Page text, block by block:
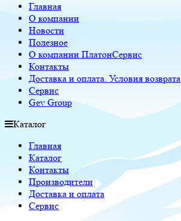
Главная
О компании
Новости
Полезное
О компании ПлатонСервис
Контакты
Доставка и оплата. Условия возврата
Сервис
Gev Group
Каталог
Главная
Каталог
Контакты
Производители
Доставка и оплата
Сервис